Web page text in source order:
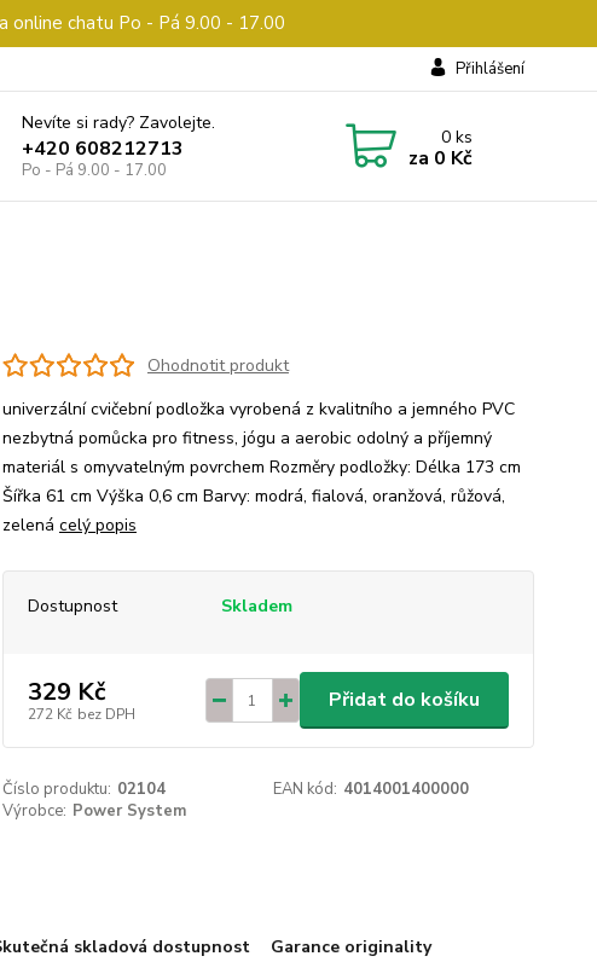
chatu Po - Pá 9.00 - 17.00
Přihlášení
Nevíte si rady? Zavolejte.
+420 608212713
Po - Pá 9.00 - 17.00
0ks
za 0 Kč
Ohodnotit produkt
univerzální cvičební podložka vyrobená z kvalitního a jemného PVC
nezbytná pomůcka pro fitness, jógu a aerobic odolný a příjemný
materiál s omyvatelným povrchem Rozměry podložky: Délka 173 cm
Šířka 61 cm Výška 0,6 cm Barvy: modrá, fialová, oranžová, růžová,
zelená celý popis
Dostupnost Skladem
329 Kč
272 Kč bez DPH
Přidat do košíku
Číslo produktu: 02104 EAN kód: 4014001400000
Výrobce: Power System
skladová dostupnost
Garance originality